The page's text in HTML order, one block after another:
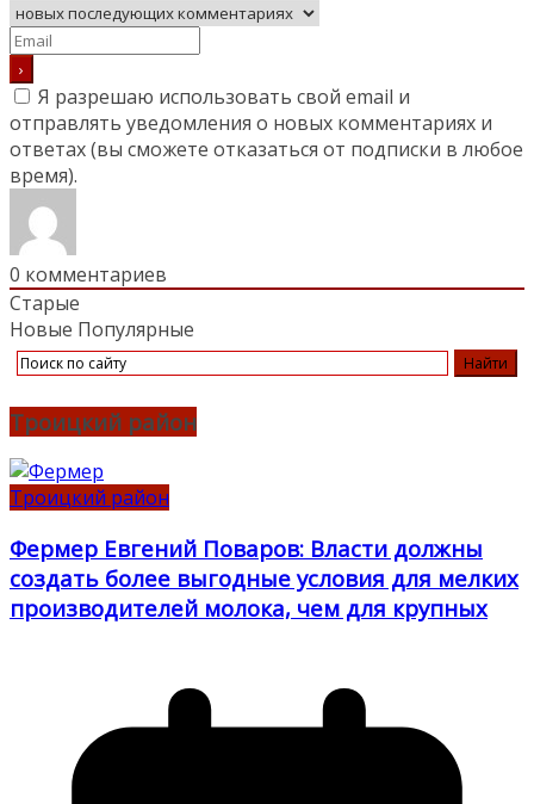
Я разрешаю использовать свой email и
отправлять уведомления о новых комментариях и
ответах (вы cможете отказаться от подписки в любое
время).
0 комментариев
Старые
Новые Популярные
Троицкий район
Троицкий район
Фермер Евгений Поваров: Власти должны
создать более выгодные условия для мелких
производителей молока, чем для крупных